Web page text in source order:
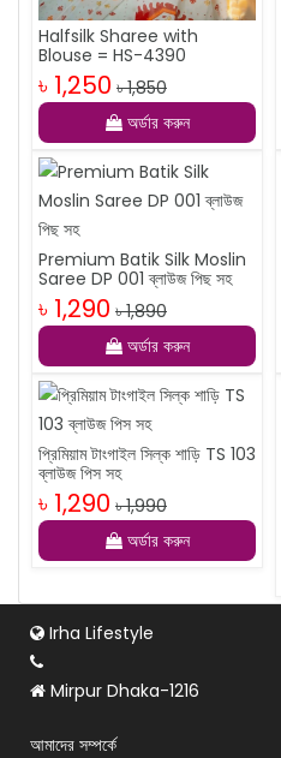
Halfsilk Sharee with
Blouse = HS-4390
৳ 1,250 ৳ 1,850
অর্ডার করুন
Premium Batik Silk Moslin
Saree DP 001 ব্লাউজ পিছ সহ
৳ 1,290 ৳ 1,890
অর্ডার করুন
প্রিমিয়াম টাংগাইল সিল্ক শাড়ি TS 103
ব্লাউজ পিস সহ
৳ 1,290 ৳ 1,990
অর্ডার করুন
Irha Lifestyle
Mirpur Dhaka-1216
আমাদের সম্পর্কে